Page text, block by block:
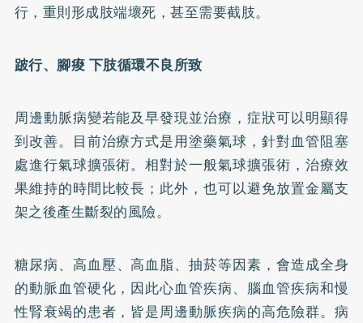
行，重則形成肢端壞死，甚至需要截肢。
跛行、腳痠 下肢循環不良所致
周邊動脈病變若能及早發現並治療，症狀可以明顯得
到改善。目前治療方式是用塗藥氣球，針對血管阻塞
處進行氣球擴張術。相對於一般氣球擴張術，治療效
果維持的時間比較長；此外，也可以避免放置金屬支
架之後產生斷裂的風險。
糖尿病、 高血壓、高血脂、抽菸等因素，會造成全身
的動脈血管硬化，因此心血管疾病、腦血管疾病和慢
性腎衰竭的患者，皆是周邊動脈疾病的高危險群。病